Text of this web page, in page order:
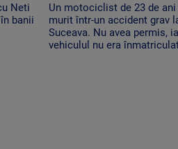
Neti
banii
Un motociclist de 23 de ani
murit într-un accident grav
Suceava. Nu avea permis,
vehiculul nu era